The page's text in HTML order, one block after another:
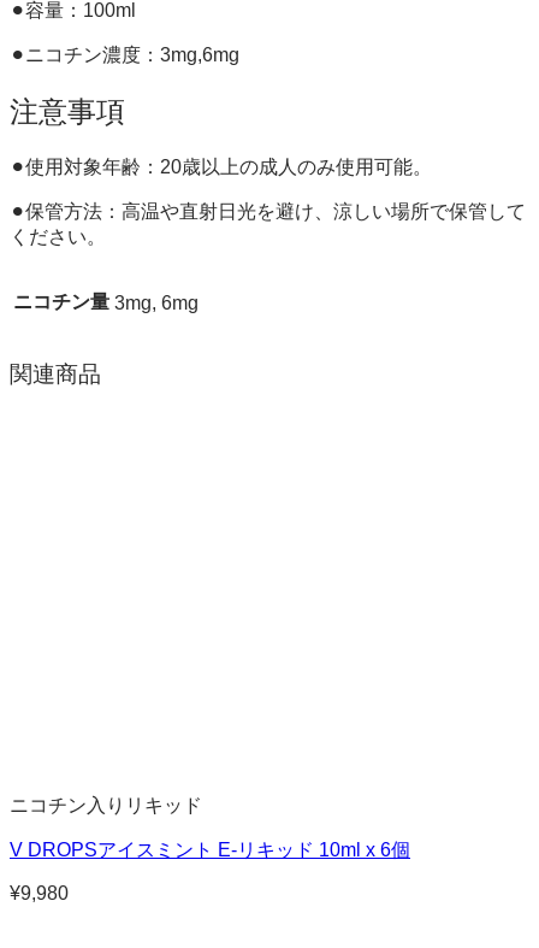
⚫︎容量：100ml
⚫︎ニコチン濃度：3mg,6mg
注意事項
⚫︎使用対象年齢：20歳以上の成人のみ使用可能。
⚫︎保管方法：高温や直射日光を避け、涼しい場所で保管して
ください。
ニコチン量 3mg, 6mg
関連商品
ニコチン入りリキッド
V DROPSアイスミント E-リキッド 10ml x 6個
¥9,980